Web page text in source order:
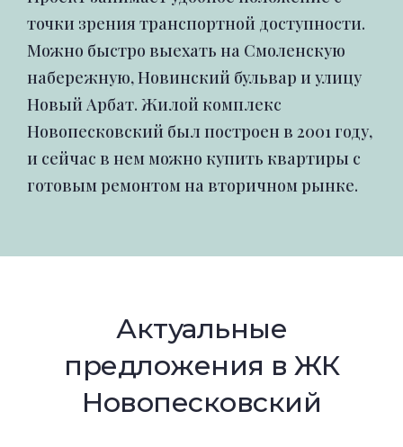
точки зрения транспортной доступности.
Можно быстро выехать на Смоленскую
набережную, Новинский бульвар и улицу
Новый Арбат. Жилой комплекс
Новопесковский был построен в 2001 году,
и сейчас в нем можно купить квартиры с
готовым ремонтом на вторичном рынке.
Актуальные
предложения в ЖК
Новопесковский